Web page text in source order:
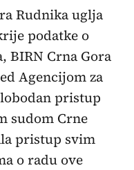
Rudnika uglja
podatke o
BIRN Crna Gora
Agencijom za
pristup
sudom Crne
pristup svim
o radu ove